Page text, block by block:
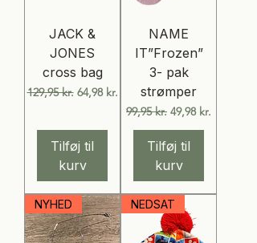
JACK &
JONES
cross bag
Regulær pris
129,95 kr. Salgspris
64,98 kr.
Tilføj til
kurv
NAME
IT”Frozen”
3- pak
strømper
Regulær pris
99,95 kr. Salgspris
49,98 kr.
Tilføj til
kurv
NYHED NEDSAT